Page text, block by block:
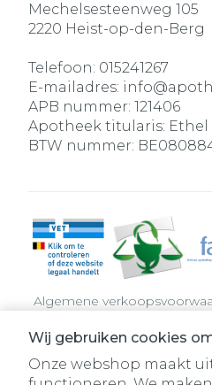
Wij gebruiken cookies
Onze webshop maakt
Mechelsesteenweg 105
2220 Heist-op-den-Berg
Telefoon: 015241267
E-mailadres: info@
APB nummer: 121406
Apotheek titularis:
BTW nummer:
Algemene